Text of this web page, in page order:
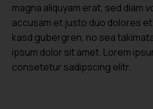
magna aliquyam erat, sed diam
accusam et justo duo dolores
kasd gubergren, no sea
ipsum dolor sit amet. Lorem
consetetur sadipscing elitr.